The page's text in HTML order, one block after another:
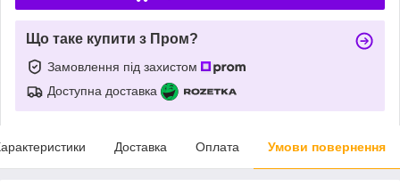
Що таке купити з Пром?
Замовлення під захистом
Доступна доставка
Доставка Оплата Умови повернення